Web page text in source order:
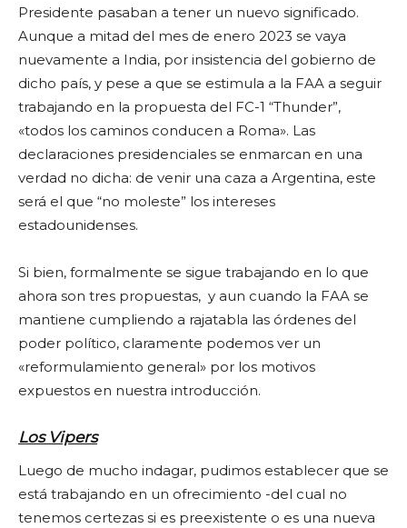
Presidente pasaban a tener un nuevo significado.
Aunque a mitad del mes de enero 2023 se vaya
nuevamente a India, por insistencia del gobierno de
dicho país, y pese a que se estimula a la FAA a seguir
trabajando en la propuesta del FC-1 “Thunder”,
«todos los caminos conducen a Roma». Las
declaraciones presidenciales se enmarcan en una
verdad no dicha: de venir una caza a Argentina, este
será el que “no moleste” los intereses
estadounidenses.
Si bien, formalmente se sigue trabajando en lo que
ahora son tres propuestas, y aun cuando la FAA se
mantiene cumpliendo a rajatabla las órdenes del
poder político, claramente podemos ver un
«reformulamiento general» por los motivos
expuestos en nuestra introducción.
Los Vipers
Luego de mucho indagar, pudimos establecer que se
está trabajando en un ofrecimiento -del cual no
tenemos certezas si es preexistente o es una nueva